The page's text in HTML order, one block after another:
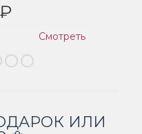
Смотреть
ИЛИ